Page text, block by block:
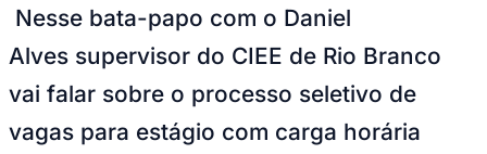
Nesse bata-papo com o Daniel
Alves supervisor do CIEE de Rio Branco
vai falar sobre o processo seletivo de
vagas para estágio com carga horária